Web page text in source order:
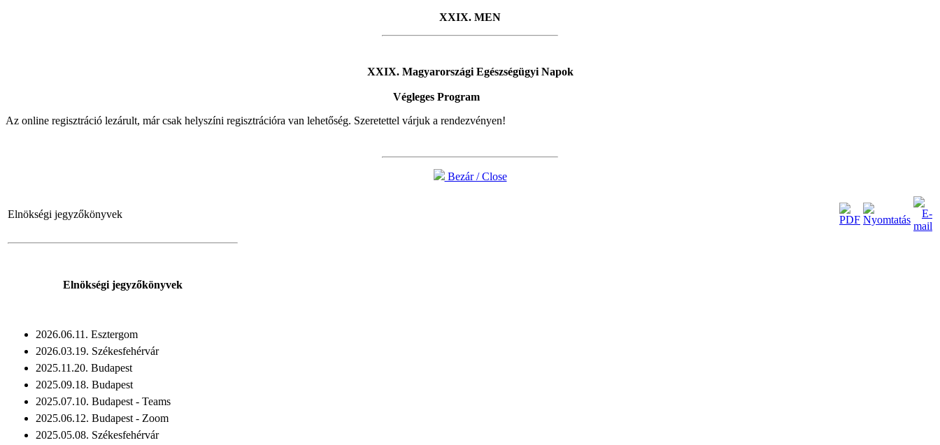
XXIX. MEN
XXIX. Magyarországi Egészségügyi Napok
Végleges Program
Az online regisztráció lezárult, már csak helyszíni regisztrációra van lehetőség. Szeretettel várjuk a rendezvényen!
Bezár / Close
Elnökségi jegyzőkönyvek
Elnökségi jegyzőkönyvek
2026.06.11. Esztergom
2026.03.19. Székesfehérvár
2025.11.20. Budapest
2025.09.18. Budapest
2025.07.10. Budapest - Teams
2025.06.12. Budapest - Zoom
2025.05.08. Székesfehérvár